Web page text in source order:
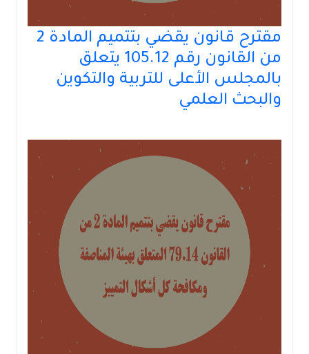
مقترح قانون يقضي بتتميم المادة 2
من القانون رقم 105.12 يتعلق
بالمجلس الأعلى للتربية والتكوين
والبحث العلمي